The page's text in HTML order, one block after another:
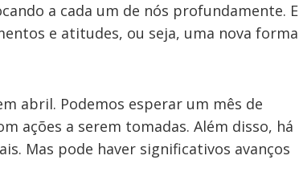
a cada um de nós profundamente. E
e atitudes, ou seja, uma nova forma
abril. Podemos esperar um mês de
ações a serem tomadas. Além disso, há
Mas pode haver significativos avanços